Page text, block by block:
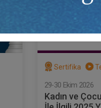
Sertifika
29-30 Ekim 2026
Kadın ve